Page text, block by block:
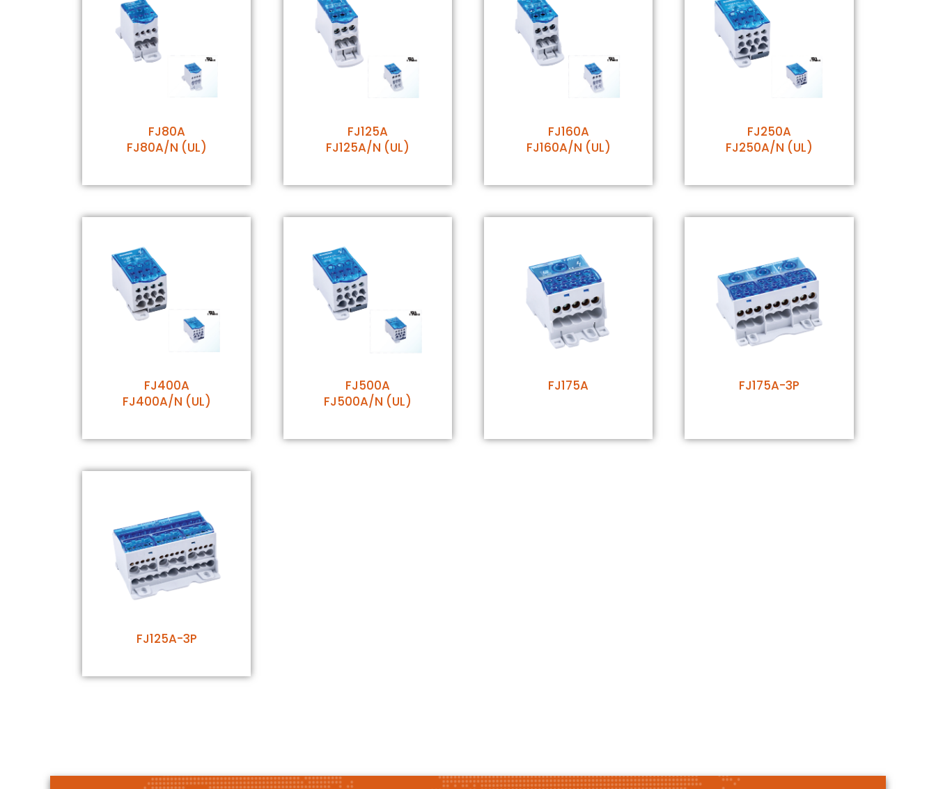
FJ80A
FJ80A/N (UL)
FJ125A
FJ125A/N (UL)
FJ160A
FJ160A/N (UL)
FJ250A
FJ250A/N (UL)
FJ400A
FJ400A/N (UL)
FJ500A
FJ500A/N (UL)
FJ175A FJ175A-3P
FJ125A-3P